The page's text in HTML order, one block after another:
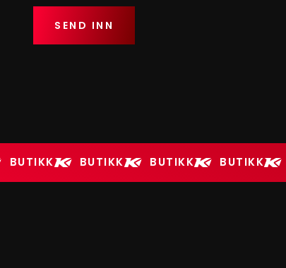
BUTIKK BUTIKK BUTIKK BUTIKK